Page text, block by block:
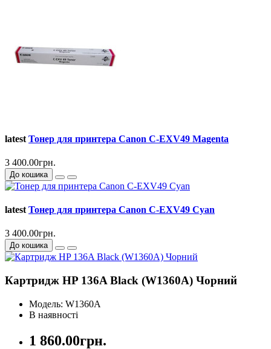
latest Тонер для принтера Canon C-EXV49 Magenta
3 400.00грн.
До кошика
latest Тонер для принтера Canon C-EXV49 Cyan
3 400.00грн.
До кошика
Картридж HP 136A Black (W1360A) Чорний
Модель: W1360A
В наявності
1 860.00грн.